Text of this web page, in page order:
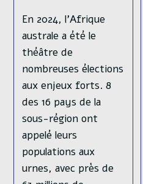
En 2024, l’Afrique
australe a été le
théâtre de
nombreuses élections
aux enjeux forts. 8
des 16 pays de la
sous-région ont
appelé leurs
populations aux
urnes, avec près de